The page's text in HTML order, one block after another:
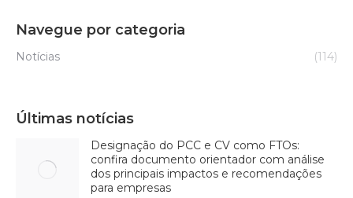
Navegue por categoria
Notícias (114)
Últimas notícias
Designação do PCC e CV como FTOs:
confira documento orientador com análise
dos principais impactos e recomendações
para empresas